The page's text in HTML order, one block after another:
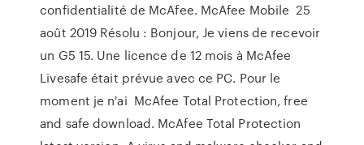
confidentialité de McAfee. McAfee Mobile 25
août 2019 Résolu : Bonjour, Je viens de recevoir
un G5 15. Une licence de 12 mois à McAfee
Livesafe était prévue avec ce PC. Pour le
moment je n'ai McAfee Total Protection, free
and safe download. McAfee Total Protection